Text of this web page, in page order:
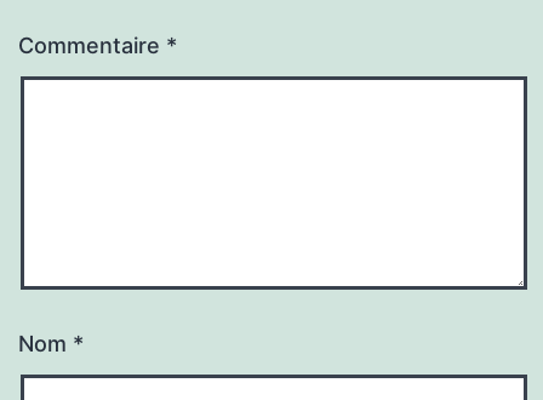
Commentaire *
Nom *